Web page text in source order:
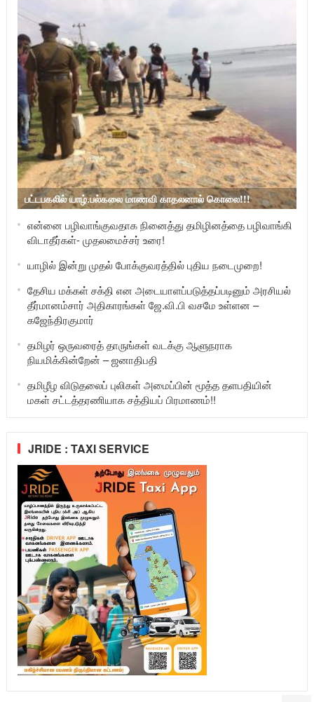
பட்டபகலில் யாழ்.பல்கலை மாணவி காதலனால் கொலை!!!
என்னை பழிவாங்குவதாக நினைத்து தமிழினத்தை பழிவாங்கி
விடாதீர்கள்- முதலமைச்சர் உரை!
யாழில் இன்று முதல் போக்குவரத்தில் புதிய நடைமுறை!
தேசிய மக்கள் சக்தி என அடையாளப்படுத்தப்படினும் அரசியல்
தீர்மானம்சார் அதிகாரங்கள் ஜே.வி.பி வசமே உள்ளன –
கஜேந்திரகுமார்
தமிழர் ஒருவரைத் தாருங்கள் வடக்கு ஆளுநராக
நியமிக்கின்றேன் – ஜனாதிபதி
தமிழீழ விடுதலைப் புலிகள் அமைப்பின் மூத்த தளபதியின்
மகள் சட்டத்தரணியாக சத்தியப் பிரமாணம்!!
JRIDE : TAXI SERVICE